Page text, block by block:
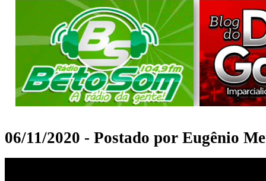
06/11/2020 - Postado por Eugênio